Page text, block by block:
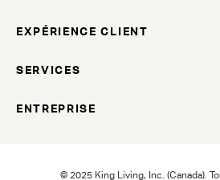
EXPÉRIENCE CLIENT
SERVICES
ENTREPRISE
© 2025 King Living, Inc. (Canada).